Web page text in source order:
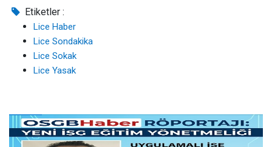
Etiketler :
Lice Haber
Lice Sondakika
Lice Sokak
Lice Yasak